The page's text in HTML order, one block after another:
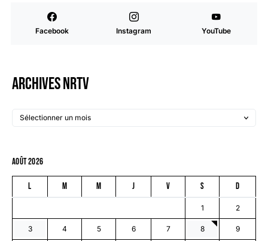
Facebook Instagram YouTube
Archives NRTV
août 2026
L M M J V S D
1 2
3 4 5 6 7 8 9